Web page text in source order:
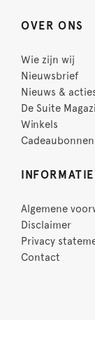
OVER ONS
Wie zijn wij
Nieuwsbrief
Nieuws &
De Suite
Winkels
Cadeaubonnen
INFORMATIE
Algemene
Disclaimer
Privacy
Contact